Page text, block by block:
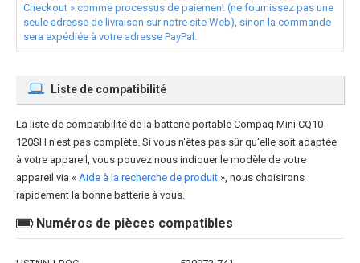
Checkout » comme processus de paiement (ne fournissez pas une
seule adresse de livraison sur notre site Web), sinon la commande
sera expédiée à votre adresse PayPal.
Liste de compatibilité
La liste de compatibilité de la batterie portable Compaq Mini CQ10-
120SH n'est pas complète. Si vous n'êtes pas sûr qu'elle soit adaptée
à votre appareil, vous pouvez nous indiquer le modèle de votre
appareil via « Aide à la recherche de produit », nous choisirons
rapidement la bonne batterie à vous.
Numéros de pièces compatibles